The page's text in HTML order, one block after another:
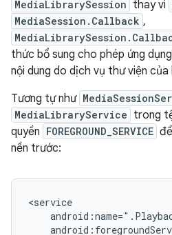
MediaLibrarySession thay vì
MediaSession.Callback ,
thức bổ sung cho phép ứng
nội dung do dịch vụ thư viện của
Tương tự như
MediaLibraryService trong
quyền FOREGROUND_SERVICE
nền trước: